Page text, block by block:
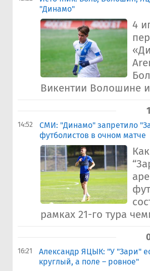
"Динамо"
4
Викентии Волошине
14:52
СМИ: "Динамо" запретило
футболистов в очном матче
рамках 21-го тура
16:21
Александр ЯЦЫК: "У "Зари"
круглый, а поле – ровное"